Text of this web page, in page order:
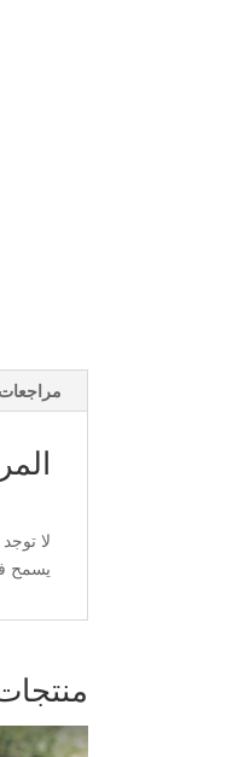
مراجعات
لا
يسمح